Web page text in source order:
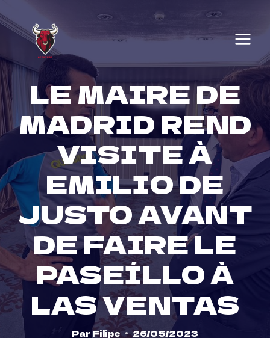
to
content
LE MAIRE DE
MADRID REND
VISITE À
EMILIO DE
JUSTO AVANT
DE FAIRE LE
PASEÍLLO À
LAS VENTAS
ParFilipe 26/05/2023